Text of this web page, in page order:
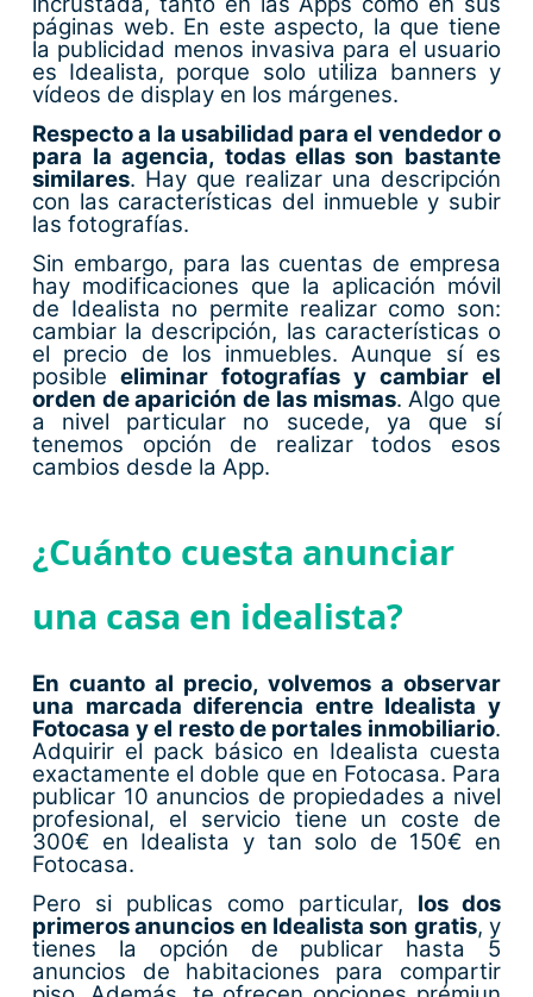
páginas web. En este aspecto, la que tiene
la publicidad menos invasiva para el usuario
es Idealista, porque solo utiliza banners y
vídeos de display en los márgenes.
Respecto a la usabilidad para el vendedor o
para la agencia, todas ellas son bastante
similares. Hay que realizar una descripción
con las características del inmueble y subir
las fotografías.
Sin embargo, para las cuentas de empresa
hay modificaciones que la aplicación móvil
de Idealista no permite realizar como son:
cambiar la descripción, las características o
el precio de los inmuebles. Aunque sí es
posible eliminar fotografías y cambiar el
orden de aparición de las mismas. Algo que
a nivel particular no sucede, ya que sí
tenemos opción de realizar todos esos
cambios desde la App.
¿Cuánto cuesta anunciar
una casa en idealista?
En cuanto al precio, volvemos a observar
una marcada diferencia entre Idealista y
Fotocasa y el resto de portales inmobiliario.
Adquirir el pack básico en Idealista cuesta
exactamente el doble que en Fotocasa. Para
publicar 10 anuncios de propiedades a nivel
profesional, el servicio tiene un coste de
300€ en Idealista y tan solo de 150€ en
Fotocasa.
Pero si publicas como particular, los dos
primeros anuncios en Idealista son gratis, y
tienes la opción de publicar hasta 5
anuncios de habitaciones para compartir